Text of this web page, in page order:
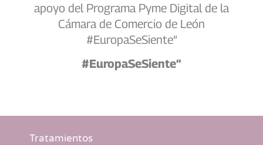
apoyo del Programa Pyme Digital de la
Cámara de Comercio de León
#EuropaSeSiente”
#EuropaSeSiente”
Tratamientos